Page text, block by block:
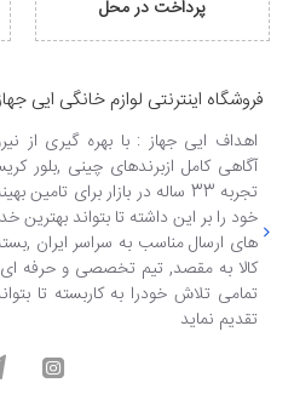
پرداخت در محل
فروشگاه اینترنتی لوازم خانگی ایی
اهداف ایی جهاز : با بهره گیری
آگاهی کامل ازبرندهای چینی ,بلور
تجربه 33 ساله در بازار برای
خود را بر این داشته تا بتواند
های ارسال مناسب به سراسر ایران
کالا به مقصد, تیم تخصصی و حرفه
تمامی تلاش خودرا به کاربسته تا
تقدیم نماید